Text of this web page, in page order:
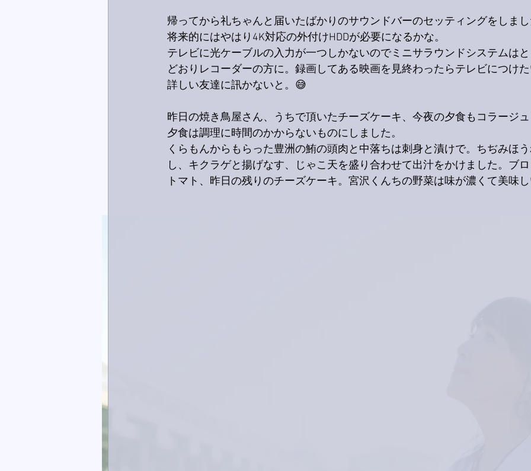
帰ってから礼ちゃんと届いたばかりのサウンドバーのセッティングをしま
将来的にはやはり4K対応の外付けHDDが必要になるかな。
テレビに光ケーブルの入力が一つしかないのでミニサラウンドシステムは
どおりレコーダーの方に。録画してある映画を見終わったらテレビにつけ
詳しい友達に訊かないと。😅
昨日の焼き鳥屋さん、うちで頂いたチーズケーキ、今夜の夕食もコラージ
夕食は調理に時間のかからないものにしました。
くらもんからもらった豊洲の鮪の頭肉と中落ちは刺身と漬けで。ちぢみほ
し、キクラゲと揚げなす、じゃこ天を盛り合わせて出汁をかけました。ブ
トマト、昨日の残りのチーズケーキ。宮沢くんちの野菜は味が濃くて美味